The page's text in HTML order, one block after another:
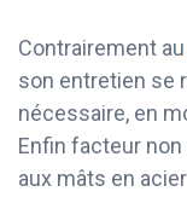
Contrairement au
son entretien se
nécessaire, en
Enfin facteur
aux mâts en